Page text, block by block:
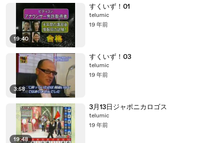
19:40
すくいず！01
telumic
19 年前
3:58
すくいず！03
telumic
19 年前
19:48
3月13日ジャポニカロゴス
telumic
19 年前